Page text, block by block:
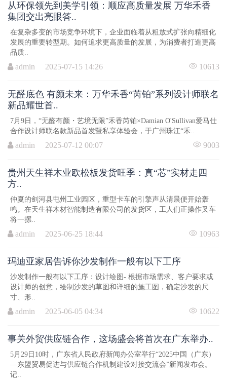
从环保领先到美学引领：顺应高质量发展 万华禾香
集团交出亮眼答..
在复杂多变的市场竞争环境下，企业面临着从粗放式扩张向精细化
发展的重要转型期。如何追求更高质量的发展，为消费者打造更高
品质..
admin 2025-07-15 14:26 10613
无醛底色 有颜未来：万华禾香“芮铂”系列设计师联名
新品耀世首..
7月9日，“无醛有颜・艺境无限”禾香芮铂×Damian O'Sullivan爱马仕
合作设计师联名款新品首发暨私享体验会，于广州珠江“禾..
admin 2025-07-12 00:07 9003
贵州天生祥木业欧松板发货旺季：真“芯”实材走四
方..
仲夏的剑河县屯州工业园区，重型卡车的引擎声从清晨便开始轰
鸣。在天生祥木材智能制造有限公司的发货区，工人们正操作叉车
将一摞..
admin 2025-06-25 18:44 10963
玛迪亚家居告诉你沙发制作一般有以下工序
沙发制作一般有以下工序：设计绘图- 根据市场需求、客户要求或
设计师的创意，绘制沙发的草图和详细的施工图，确定沙发的尺
寸、形..
admin 2025-06-05 04:34 10622
事关外贸供应链合作，这场盛会将首次在广东举办..
5月29日10时，广东省人民政府新闻办公室举行“2025中国（广东）
—东盟贸易促进与供应链合作机制建设对接交流会”新闻发布会。
记..